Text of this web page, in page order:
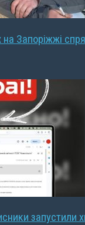
Запоріжжі
запустили